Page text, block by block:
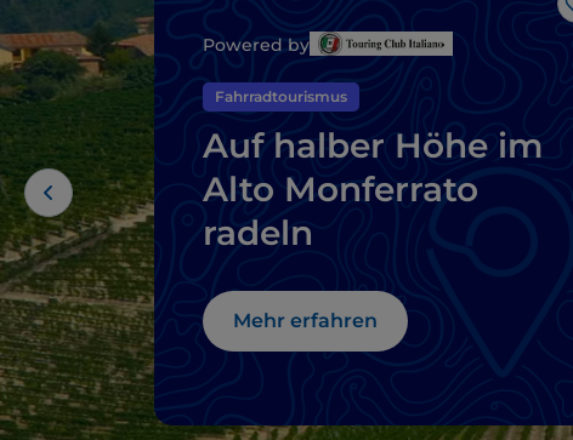
Powered by
Fahrradtourismus
Auf halber Höhe im
Alto Monferrato
radeln
Mehr erfahren